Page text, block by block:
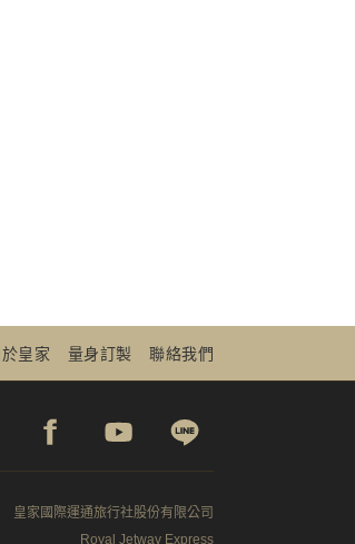
皇家 量身訂製 聯絡我們
皇家國際運通旅行社股份有限公司
Royal Jetway Express